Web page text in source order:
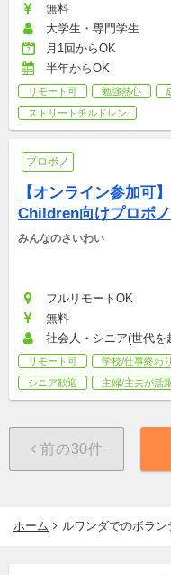
無料
大学生・専門学生
月1回からOK
半年からOK
リモート可 勉強熱心
ストリートチルドレン
プロボノ
【オンライン参加可
Children向けプロボ
フルリモートOK
無料
社会人・シニア(世代を
リモート可 学校/仕事終わ
シニア歓迎
主婦/主夫が活
前の30件
ホーム ルワンダでのボラ